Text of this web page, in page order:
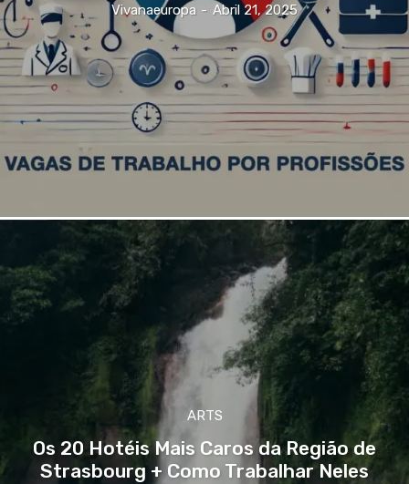
Vivanaeuropa - Abril 21, 2025
ARTS
Os 20 Hotéis Mais Caros da Região de
Strasbourg + Como Trabalhar Neles